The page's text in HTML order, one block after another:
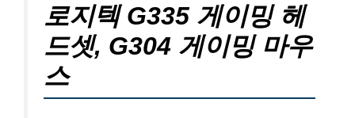
로지텍 G335 게이밍 헤
드셋, G304 게이밍 마우
스